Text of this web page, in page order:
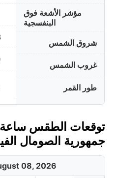
مؤشر الأشعة فوق
البنفسجية
شروق الشمس
غروب الشمس
طور القمر
توقعات الطقس ساعة
جمهورية الصومال
08, 2026